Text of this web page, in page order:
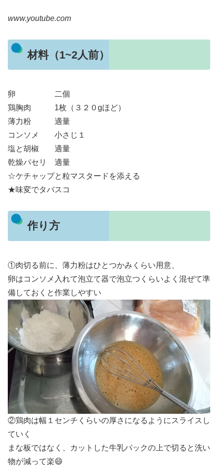
www.youtube.com
材料（1~2人前）
卵 二個
鶏胸肉 1枚（３２０gほど）
薄力粉 適量
コンソメ 小さじ１
塩と胡椒 適量
乾燥パセリ 適量
☆ケチャップと粒マスタードを添える
★味変でタバスコ
作り方
①肉切る前に、薄力粉はひとつかみくらい用意、
卵はコンソメ入れて泡立て器で泡立つくらいよく混ぜて準
備しておくと作業しやすい
②鶏肉は幅１センチくらいの厚さになるようにスライスし
ていく
まな板ではなく、カットした牛乳パックの上で切ると洗い
物が減って楽😄